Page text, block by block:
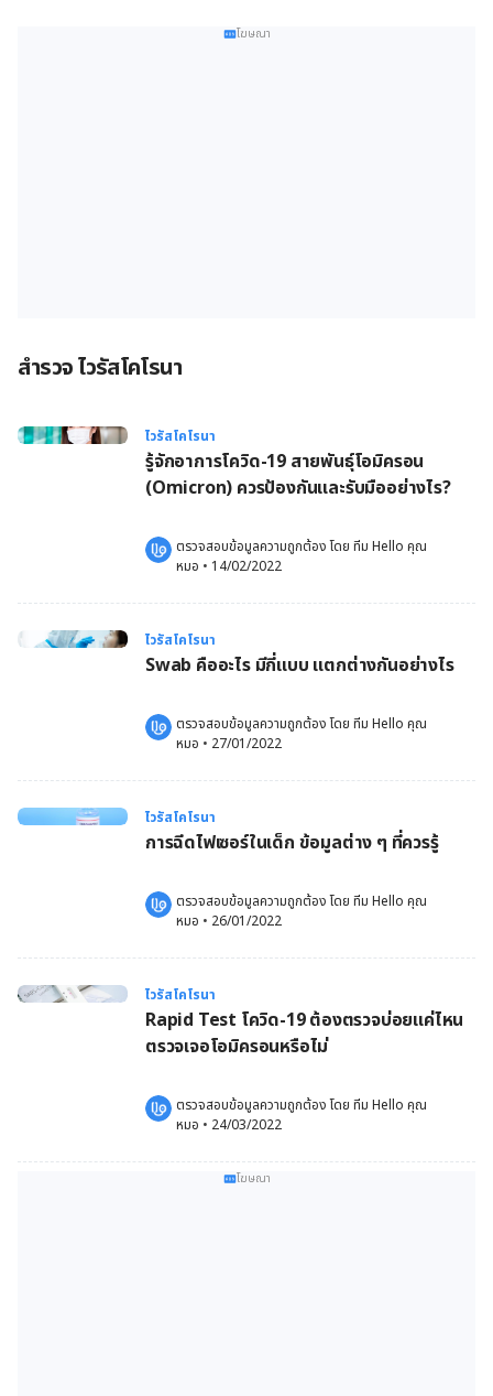
โฆษณา
สำรวจ ไวรัสโคโรนา
ไวรัสโคโรนา
รู้จักอาการโควิด-19 สายพันธุ์โอมิครอน
(Omicron) ควรป้องกันและรับมืออย่างไร?
ตรวจสอบข้อมูลความถูกต้อง โดย ทีม Hello คุณ
หมอ • 14/02/2022
ไวรัสโคโรนา
Swab คืออะไร มีกี่แบบ แตกต่างกันอย่างไร
ตรวจสอบข้อมูลความถูกต้อง โดย ทีม Hello คุณ
หมอ • 27/01/2022
ไวรัสโคโรนา
การฉีดไฟเซอร์ในเด็ก ข้อมูลต่าง ๆ ที่ควรรู้
ตรวจสอบข้อมูลความถูกต้อง โดย ทีม Hello คุณ
หมอ • 26/01/2022
ไวรัสโคโรนา
Rapid Test โควิด-19 ต้องตรวจบ่อยแค่ไหน
ตรวจเจอโอมิครอนหรือไม่
ตรวจสอบข้อมูลความถูกต้อง โดย ทีม Hello คุณ
หมอ • 24/03/2022
โฆษณา